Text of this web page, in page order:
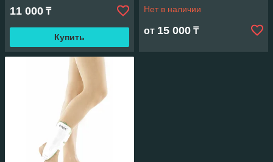
11 000 ₸
Купить
Нет в наличии
от 15 000 ₸